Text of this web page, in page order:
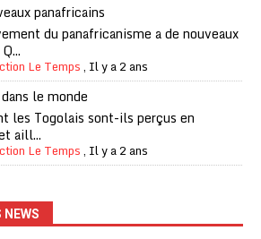
panafricains
du panafricanisme a de nouveaux
Le Temps, Il y a 2 ans
le monde
les Togolais sont-ils perçus en
aill...
Le Temps, Il y a 2 ans
NEWS